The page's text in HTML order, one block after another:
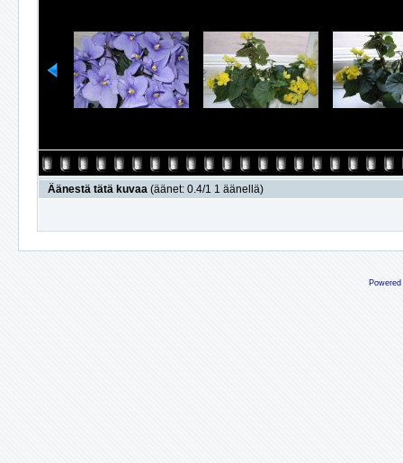
Äänestä tätä kuvaa (äänet: 0.4/1 1 äänellä)